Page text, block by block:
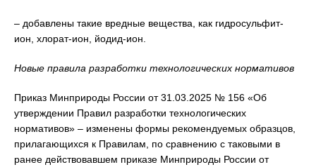
– добавлены такие вредные вещества, как гидросульфит-
ион, хлорат-ион, йодид-ион.
Новые правила разработки технологических нормативов
Приказ Минприроды России от 31.03.2025 № 156 «Об
утверждении Правил разработки технологических
нормативов» – изменены формы рекомендуемых образцов,
прилагающихся к Правилам, по сравнению с таковыми в
ранее действовавшем приказе Минприроды России от